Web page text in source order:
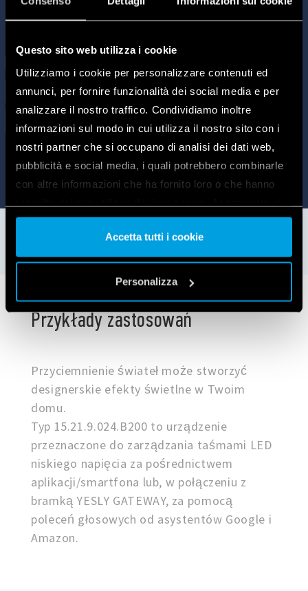
Questo sito web utilizza i cookie
Utilizziamo i cookie per personalizzare contenuti ed
annunci, per fornire funzionalità dei social media e per
analizzare il nostro traffico. Condividiamo inoltre
informazioni sul modo in cui utilizza il nostro sito con i
nostri partner che si occupano di analisi dei dati web,
pubblicità e social media, i quali potrebbero combinarle
con altre informazioni che ha fornito loro o che hanno
nostri cookie se continua ad utilizzare il nostro sito web.
Vai alla Cookie Policy completa
Accetta tutti i cookie
Personalizza
Przykłady zastosowań
Przyciemnienie świateł może stworzyć
designerskie efekty świetlne w Twoim
domu.
Typ 15.21.9.024.B200 to urządzenie
przeznaczone do zarządzania taśmami LED
niskiego napięcia za pośrednictwem
aplikacji/smartfona lub, w połączeniu z
bramką YESLY GATEWAY, za pomocą
poleceń głosowych od asystentów Google i
Amazon.